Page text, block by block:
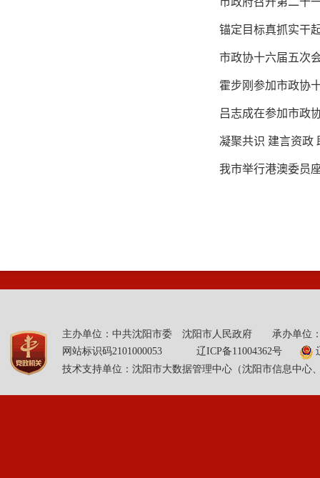
市政协十六届五次
霍步刚参加市政协
我市举行港澳委员